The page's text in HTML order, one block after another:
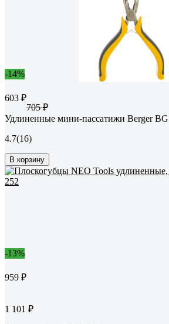
-14%
603 ₽
705 ₽
Удлиненные мини-пассатижи Berger
4.7(16)
В корзину
-13%
959 ₽
1 101 ₽